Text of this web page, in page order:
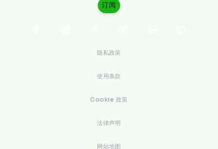
订阅
隐私政策
使用条款
Cookie 政策
法律声明
网站地图